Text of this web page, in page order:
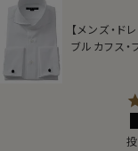
【メンズ・ド
ブルカフス・